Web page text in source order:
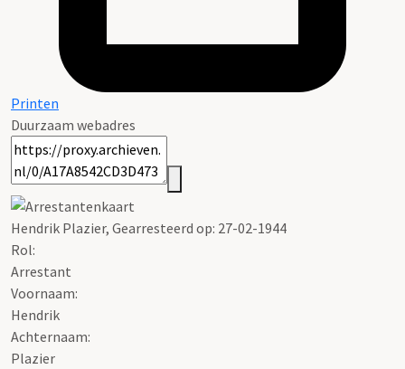
Printen
Duurzaam webadres
Hendrik Plazier, Gearresteerd op: 27-02-1944
Rol:
Arrestant
Voornaam:
Hendrik
Achternaam:
Plazier